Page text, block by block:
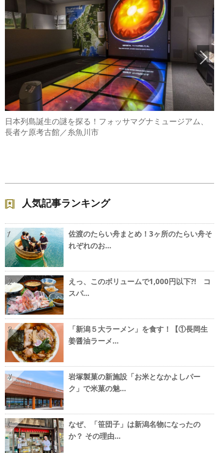
日本列島誕生の謎を探る！フォッサマグナミュージアム、
長者ケ原考古館／糸魚川市
人気記事ランキング
1
佐渡のたらい舟まとめ！3ヶ所のたらい舟そ
れぞれのお…
2
えっ、このボリュームで1,000円以下?! コ
スパ…
3
「新潟５大ラーメン」を食す！【①長岡生
姜醤油ラーメ…
4
岩塚製菓の新施設「お米となかよしパー
ク」で米菓の魅…
5
なぜ、「笹団子」は新潟名物になったの
か？ その理由…